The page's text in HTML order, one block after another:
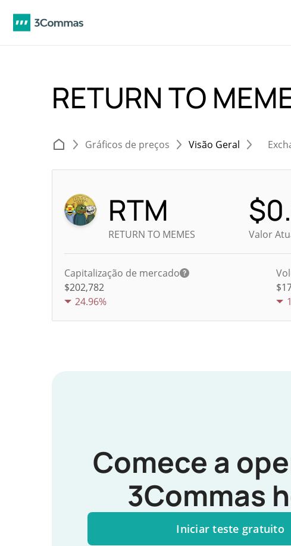
RETURN TO
Gráficos de preços Visão Geral
RTM
RETURN TO MEMES
$
Valor
Capitalização de mercado
$202,782
24.96%
$
Comece a
3Commas
Iniciar teste gratuito